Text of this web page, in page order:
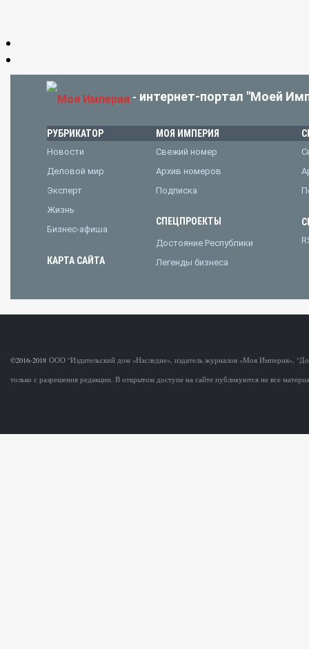
- интернет-портал "Моей
РУБРИКАТОР
Новости
Деловой мир
Эксперт
Жизнь
Бизнес-афиша
КАРТА САЙТА
МОЯ ИМПЕРИЯ
Свежий номер
Архив номеров
Подписка
СПЕЦПРОЕКТЫ
Достояние Республики
Легенды бизнеса
©2016-2018 ООО "Издательский дом «Наследие», издатель журналов «Моя Империя»,
только с разрешения редакции. В открытом доступе на сайте публикуются не все